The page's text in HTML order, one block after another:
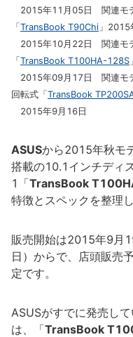
2015年11月05日 関連モ
「 TransBook T90Chi 」2015
2015年10月22日 関連モ
「 TransBook T100HA-128S
2015年09月17日 関連モ
回転式「 TransBook
2015年9月16日
ASUSから2015年秋モ
搭載の10.1インチディ
1「TransBook
特徴とスペックを整理し
販売開始は2015年9月
日）からで、店頭販売
定です。
ASUSがすでに発売し
は、「TransBook